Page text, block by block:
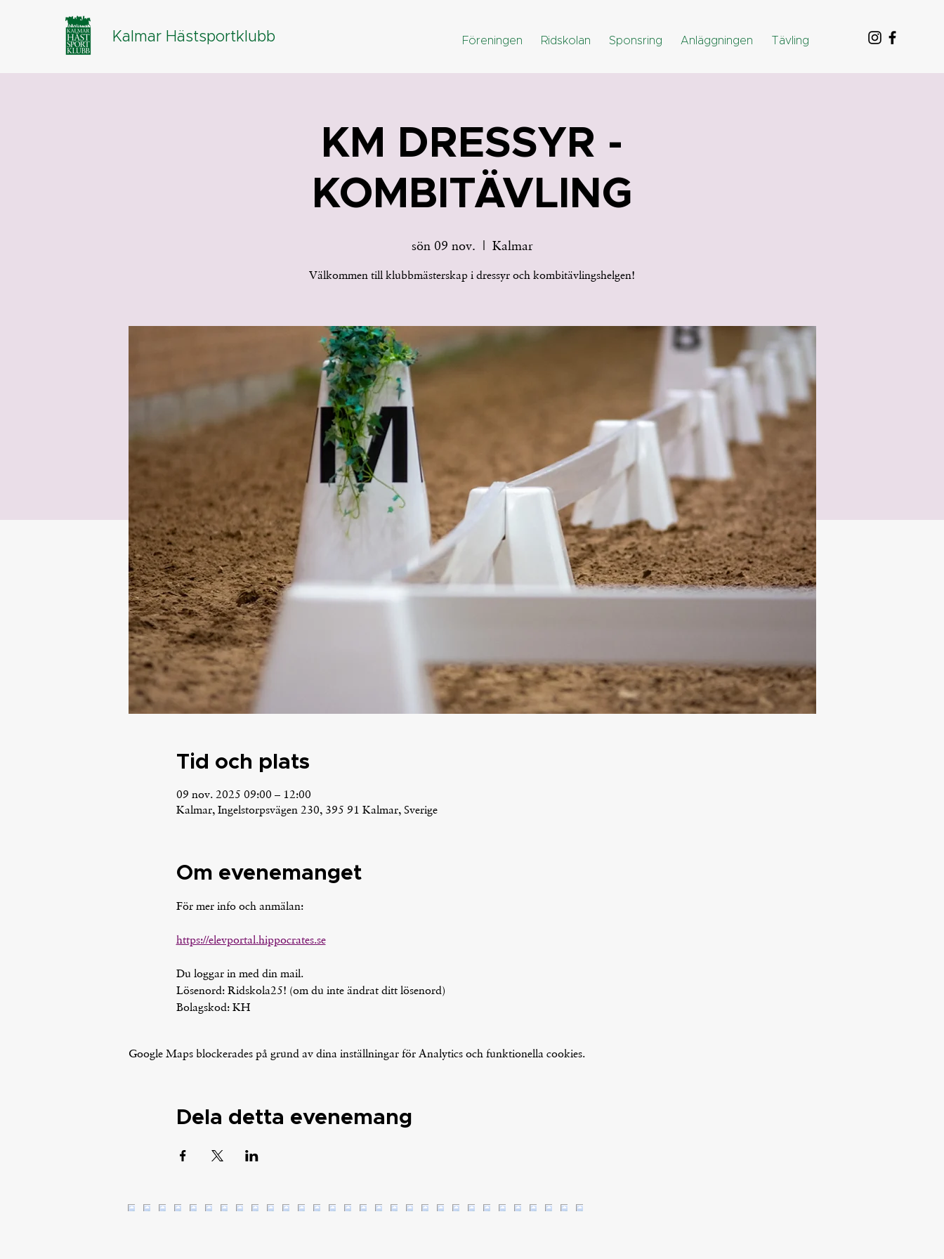
Kalmar Hästsportklubb Föreningen Ridskolan Sponsring Anläggningen Tävling
KM DRESSYR -
KOMBITÄVLING
sön 09 nov. Kalmar
Välkommen till klubbmästerskap i dressyr och kombitävlingshelgen!
Tid och plats
09 nov. 2025 09:00 – 12:00
Kalmar, Ingelstorpsvägen 230, 395 91 Kalmar, Sverige
Om evenemanget
För mer info och anmälan:
https://elevportal.hippocrates.se
Du loggar in med din mail.
Lösenord: Ridskola25! (om du inte ändrat ditt lösenord)
Bolagskod: KH
Google Maps blockerades på grund av dina inställningar för Analytics och funktionella cookies.
Dela detta evenemang